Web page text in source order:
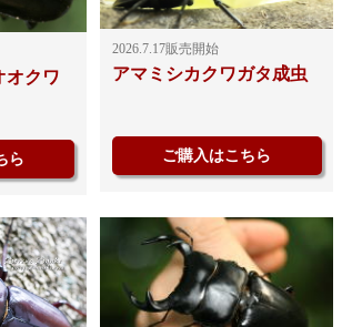
クワ
ら
2026.7.17販売開始
アマミシカクワガタ成虫
ご購入はこちら